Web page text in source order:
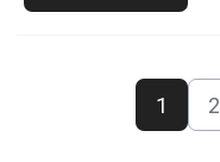
1 2